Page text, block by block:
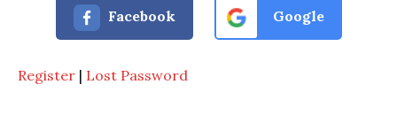
Facebook Google
Register | Lost Password